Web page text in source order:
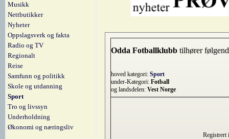
Musikk
Nettbutikker
Nyheter
Oppslagsverk og fakta
Radio og TV
Regionalt
Reise
Samfunn og politikk
Skole og utdanning
Sport
Tro og livssyn
Underholdning
Økonomi og næringsliv
Odda Fotballklubbtilhører
hoved kategori: Sport
under-Kategori: Fotball
og landsdelen: Vest Norge
Registrert